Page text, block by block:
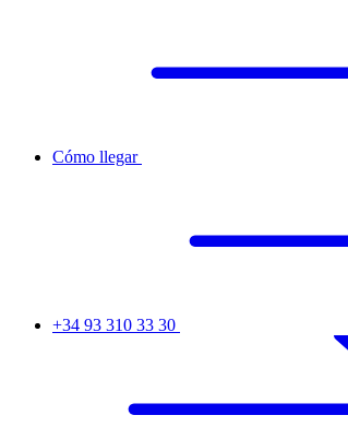
Cómo llegar
+34 93 310 33 30